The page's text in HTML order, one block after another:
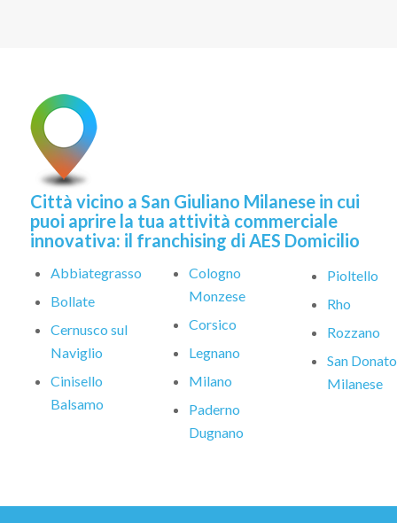
Città vicino a San Giuliano Milanese in cui
puoi aprire la tua attività commerciale
innovativa: il franchising di AES Domicilio
Abbiategrasso
Bollate
Cernusco sul
Naviglio
Cinisello
Balsamo
Cologno
Monzese
Corsico
Legnano
Milano
Paderno
Dugnano
Pioltello
Rho
Rozzano
San Donato
Milanese